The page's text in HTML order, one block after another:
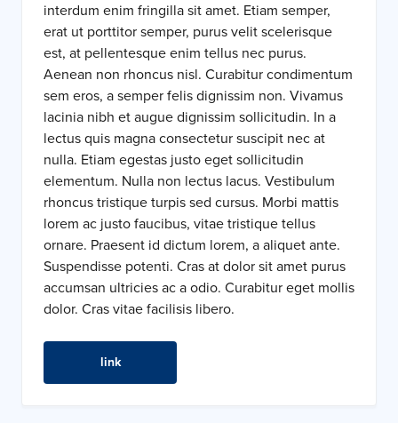
interdum enim fringilla sit amet. Etiam semper,
erat ut porttitor semper, purus velit scelerisque
est, at pellentesque enim tellus nec purus.
Aenean non rhoncus nisl. Curabitur condimentum
sem eros, a semper felis dignissim non. Vivamus
lacinia nibh et augue dignissim sollicitudin. In a
lectus quis magna consectetur suscipit nec at
nulla. Etiam egestas justo eget sollicitudin
elementum. Nulla non lectus lacus. Vestibulum
rhoncus tristique turpis sed cursus. Morbi mattis
lorem ac justo faucibus, vitae tristique tellus
ornare. Praesent id dictum lorem, a aliquet ante.
Suspendisse potenti. Cras at dolor sit amet purus
accumsan ultricies ac a odio. Curabitur eget mollis
dolor. Cras vitae facilisis libero.
link